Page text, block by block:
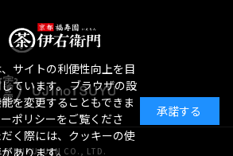
© FUKUJUEN CO., LTD.
サイトの利便性向上を目
ています。 ブラウザの設
を変更することもできま
ポリシーをご覧くださ
く際には、クッキーの使
あります。
承諾する